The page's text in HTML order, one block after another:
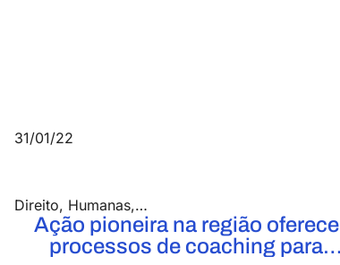
31/01/22
Direito, Humanas, Notícias
Ação pioneira na região oferece
processos de coaching para